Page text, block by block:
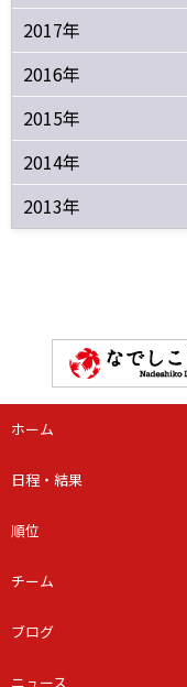
2017年
2016年
2015年
2014年
2013年
ホーム
日程・結果
順位
チーム
ブログ
ニュース